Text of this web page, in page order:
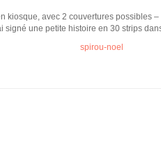
kiosque, avec 2 couvertures possibles
signé une petite histoire en 30 strips